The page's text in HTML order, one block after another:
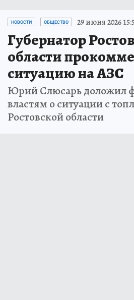
НОВОСТИ ОБЩЕСТВО 29 июня 2026
Губернатор
области
ситуацию на АЗС
Юрий Слюсарь доложил
властям о ситуации с
Ростовской области